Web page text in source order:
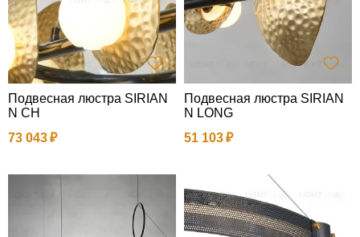
Подвесная люстра SIRIAN
N CH
73 043
Подвесная люстра SIRIAN
N LONG
51 103